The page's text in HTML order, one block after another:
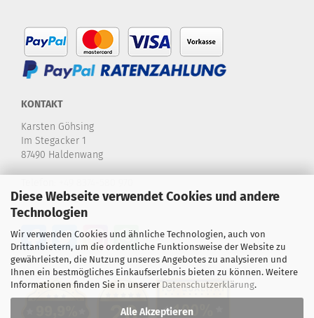
Diese Webseite verwendet Cookies und andere
Technologien
Wir verwenden Cookies und ähnliche Technologien, auch von
Drittanbietern, um die ordentliche Funktionsweise der Website zu
gewährleisten, die Nutzung unseres Angebotes zu analysieren und
Ihnen ein bestmögliches Einkaufserlebnis bieten zu können. Weitere
Informationen finden Sie in unserer Datenschutzerklärung.
Alle Akzeptieren
KONTAKT
Karsten Göhsing
Im Stegacker 1
87490 Haldenwang
E-Mail:info@karstensdartshop.de